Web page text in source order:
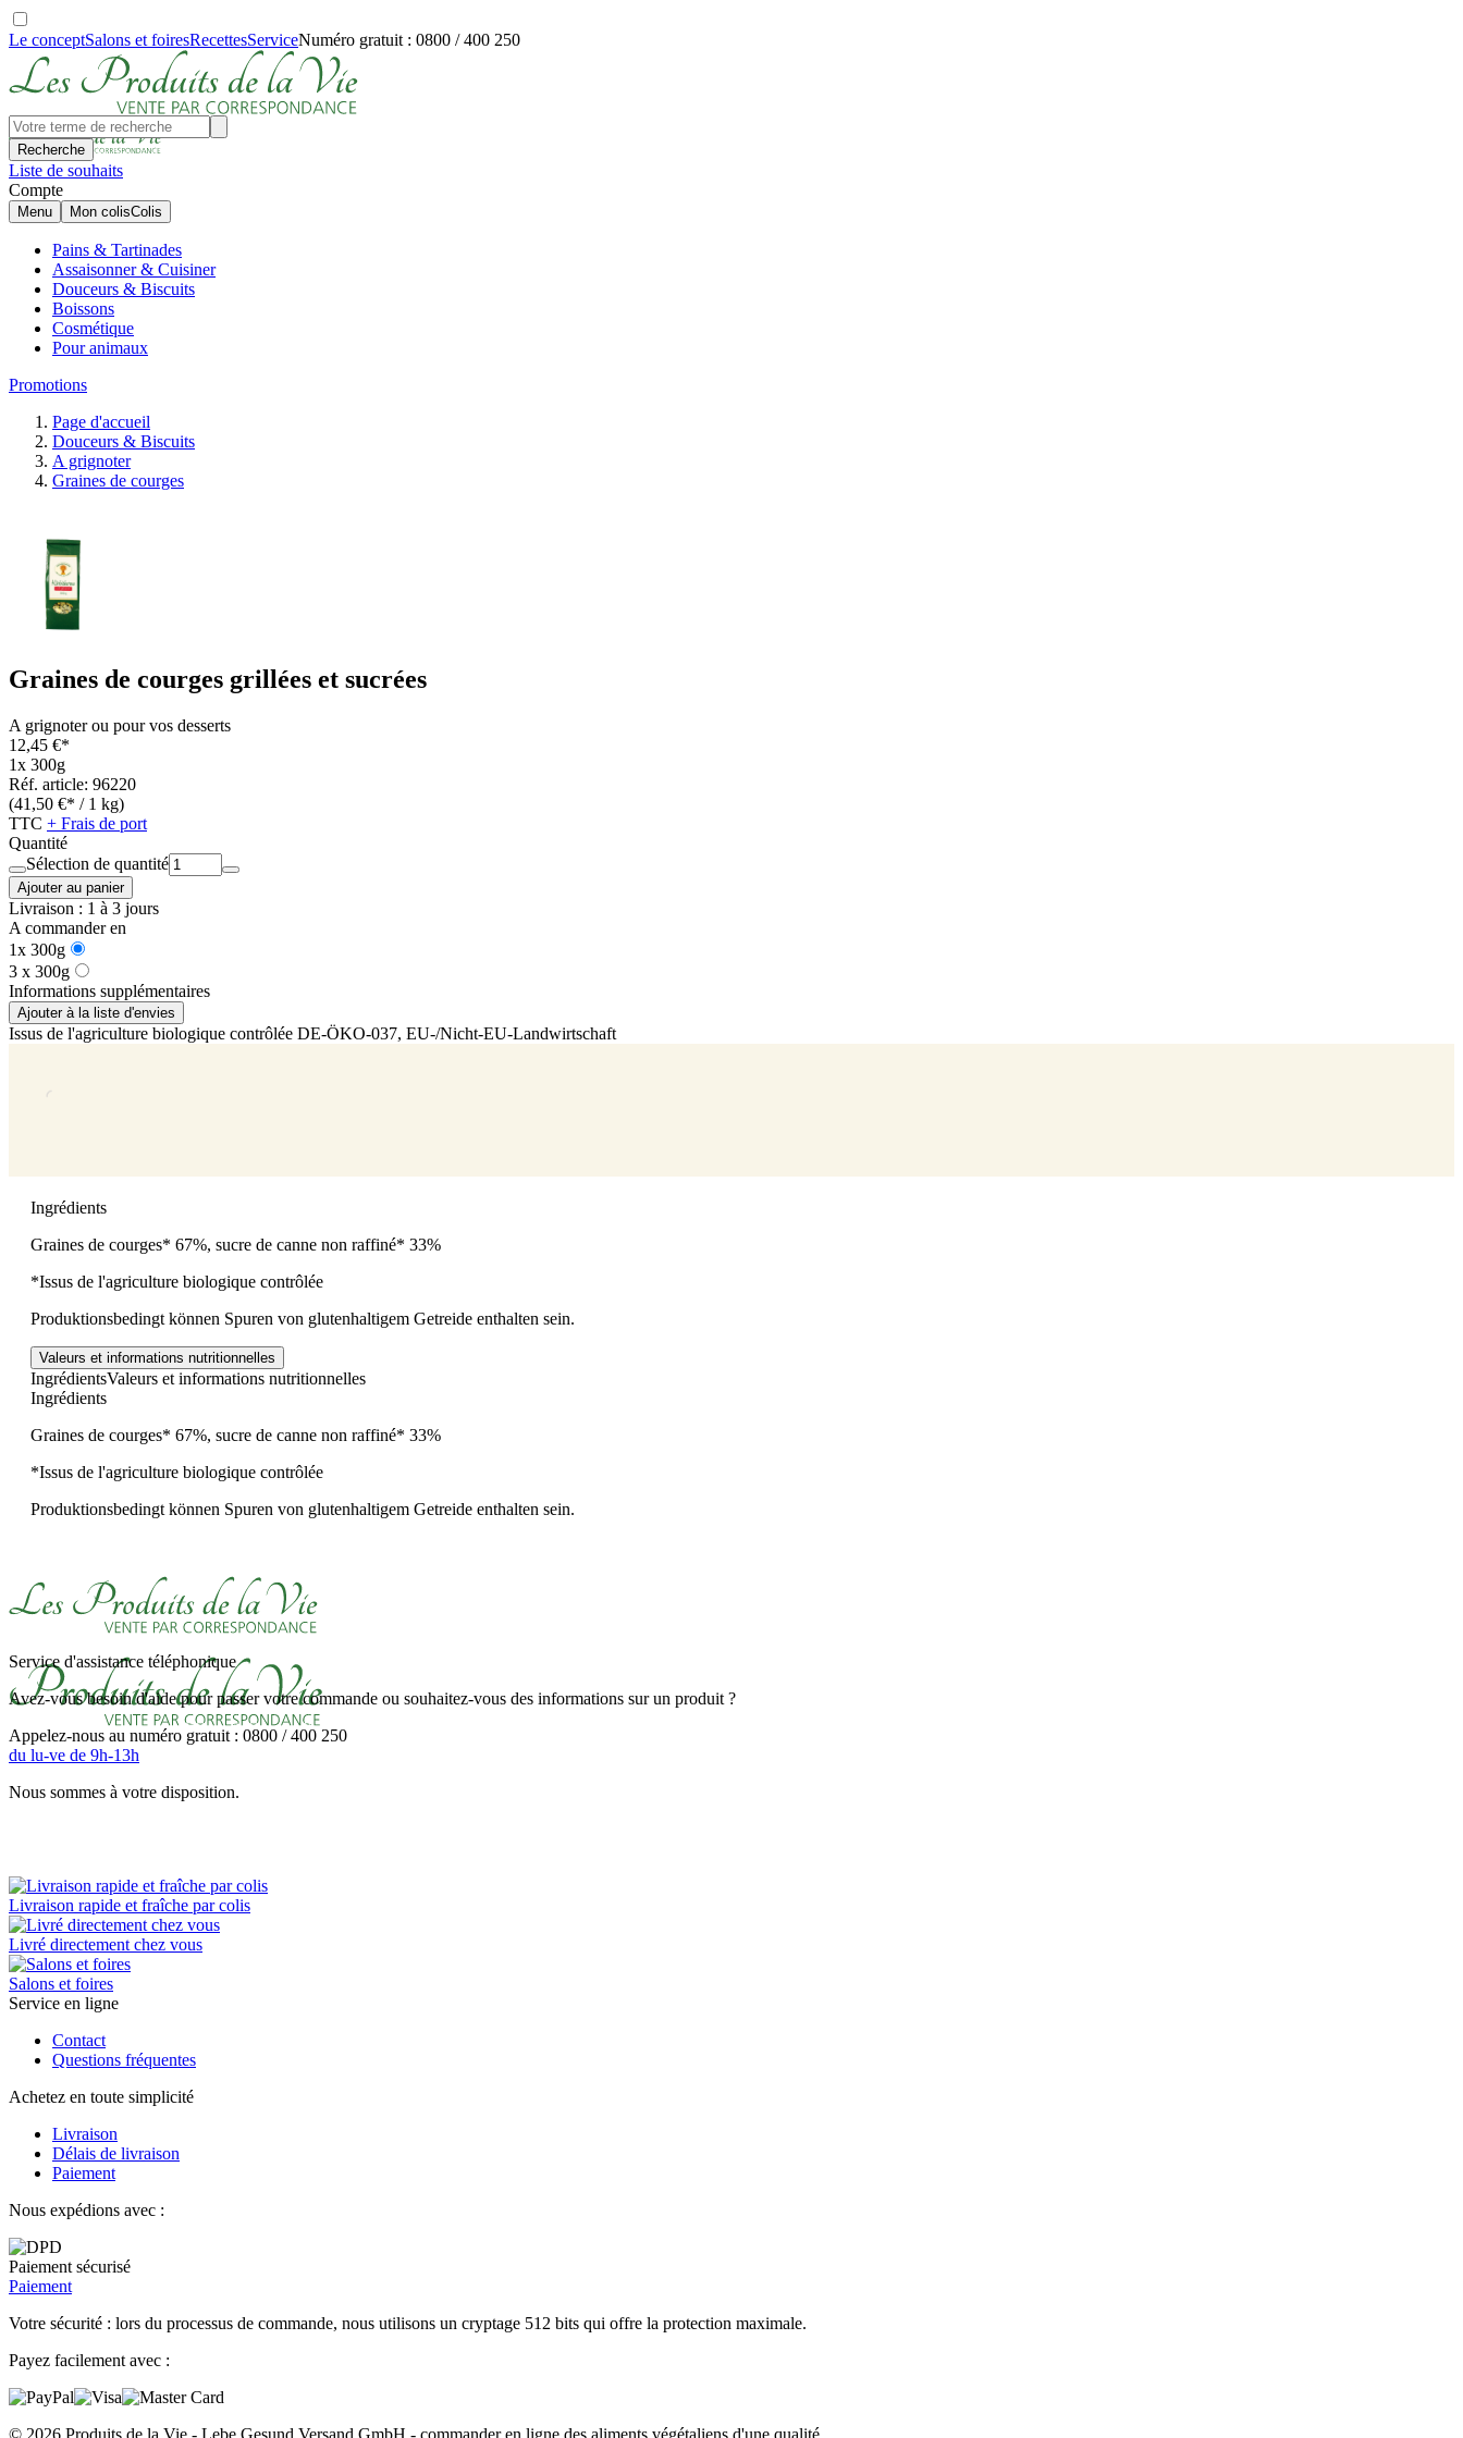
Le conceptSalons et foiresRecettesServiceNuméro gratuit : 0800 / 400 250
Recherche
Liste de souhaits
Compte
Menu Mon colisColis
Pains & Tartinades
Assaisonner & Cuisiner
Douceurs & Biscuits
Boissons
Cosmétique
Pour animaux
Promotions
Page d'accueil
Douceurs & Biscuits
A grignoter
Graines de courges
Graines de courges grillées et sucrées
A grignoter ou pour vos desserts
12,45 €*
1x 300g
Réf. article: 96220
(41,50 €* / 1 kg)
TTC + Frais de port
Quantité
Sélection de quantité
Ajouter au panier
Livraison : 1 à 3 jours
A commander en
1x 300g
3 x 300g
Informations supplémentaires
Ajouter à la liste d'envies
Issus de l'agriculture biologique contrôlée DE-ÖKO-037, EU-/Nicht-EU-Landwirtschaft
Ingrédients
Graines de courges* 67%, sucre de canne non raffiné* 33%
*Issus de l'agriculture biologique contrôlée
Produktionsbedingt können Spuren von glutenhaltigem Getreide enthalten sein.
Valeurs et informations nutritionnelles
IngrédientsValeurs et informations nutritionnelles
Ingrédients
Graines de courges* 67%, sucre de canne non raffiné* 33%
*Issus de l'agriculture biologique contrôlée
Produktionsbedingt können Spuren von glutenhaltigem Getreide enthalten sein.
Service d'assistance téléphonique
Avez-vous besoin d'aide pour passer votre commande ou souhaitez-vous des informations sur un produit ?
Appelez-nous au numéro gratuit : 0800 / 400 250
du lu-ve de 9h-13h
Nous sommes à votre disposition.
Livraison rapide et fraîche par colis
Livré directement chez vous
Salons et foires
Service en ligne
Contact
Questions fréquentes
Achetez en toute simplicité
Livraison
Délais de livraison
Paiement
Nous expédions avec :
Paiement sécurisé
Paiement
Votre sécurité : lors du processus de commande, nous utilisons un cryptage 512 bits qui offre la protection maximale.
Payez facilement avec :
© 2026 Produits de la Vie - Lebe Gesund Versand GmbH - commander en ligne des aliments végétaliens d'une qualité